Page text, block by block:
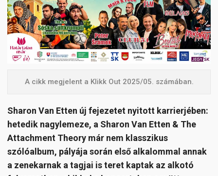
A cikk megjelent a Klikk Out 2025/05. számában.
Sharon Van Etten új fejezetet nyitott karrierjében:
hetedik nagylemeze, a Sharon Van Etten & The
Attachment Theory már nem klasszikus
szólóalbum, pályája során első alkalommal annak
a zenekarnak a tagjai is teret kaptak az alkotó